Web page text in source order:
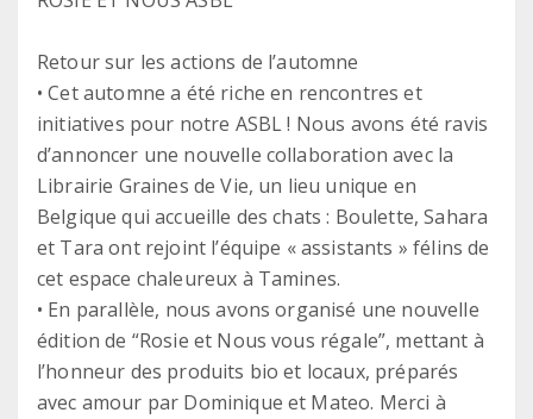
Retour sur les actions de l’automne
• Cet automne a été riche en rencontres et
initiatives pour notre ASBL ! Nous avons été ravis
d’annoncer une nouvelle collaboration avec la
Librairie Graines de Vie, un lieu unique en
Belgique qui accueille des chats : Boulette, Sahara
et Tara ont rejoint l’équipe « assistants » félins de
cet espace chaleureux à Tamines.
• En parallèle, nous avons organisé une nouvelle
édition de “Rosie et Nous vous régale”, mettant à
l’honneur des produits bio et locaux, préparés
avec amour par Dominique et Mateo. Merci à